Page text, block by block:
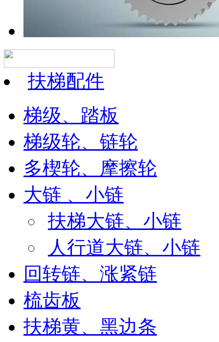
扶梯配件
梯级、踏板
梯级轮、链轮
多楔轮、摩擦轮
大链 、小链
扶梯大链、小链
人行道大链、小链
回转链、涨紧链
梳齿板
扶梯黄、黑边条